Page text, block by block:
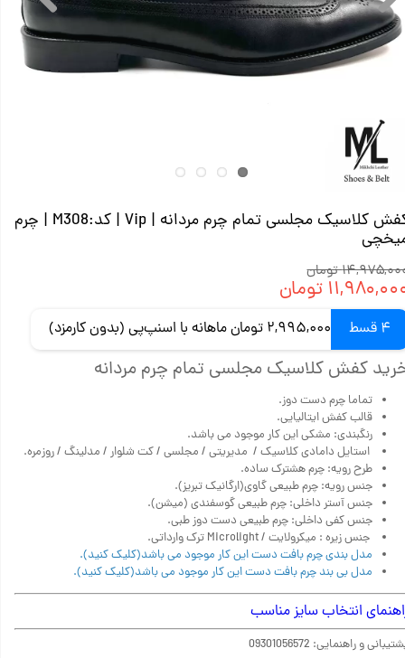
کفش کلاسیک مجلسی تمام چرم مردانه | Vip | کد:M308 | چرم
تومان
تومان
4 قسط 2,995,000 تومان ماهانه با اسنپ‌پی (بدون کارمزد)
کفش کلاسیک مجلسی تمام چرم مردانه
تماما چرم دست دوز.
قالب کفش ایتالیایی.
رنگبندی: مشکی این کار موجود می باشد.
استایل دامادی کلاسیک / مدیریتی / مجلسی / کت شلوار / مدلینگ / روزمره.
طرح رویه: چرم هشترک ساده.
جنس رویه: چرم‌ طبیعی گاوی(ارگانیک تبریز).
جنس آستر داخلی: چرم طبیعی گوسفندی (میشن).
جنس کفی داخلی: چرم طبیعی دست دوز طبی.
جنس زیره : میکرولایت / Microlight ترک وارداتی.
مدل بندی چرم بافت دست این کار موجود می باشد(کلیک کنید).
مدل بی بند چرم بافت دست این کار موجود می باشد(کلیک کنید).
انتخاب سایز مناسب
و راهنمایی: 09301056572